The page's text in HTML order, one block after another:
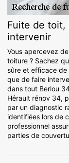
Fuite de toit,
intervenir
Vous apercevez
toiture ? Sachez
sûre et efficace de
que de faire
dans tout Berlou
Hérault rénov 34,
par un diagnostic
identifiées lors de
professionnel
parties de